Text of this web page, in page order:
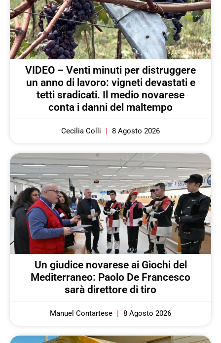
VIDEO – Venti minuti per distruggere
un anno di lavoro: vigneti devastati e
tetti sradicati. Il medio novarese
conta i danni del maltempo
Cecilia Colli 8 Agosto 2026
Un giudice novarese ai Giochi del
Mediterraneo: Paolo De Francesco
sarà direttore di tiro
Manuel Contartese 8 Agosto 2026